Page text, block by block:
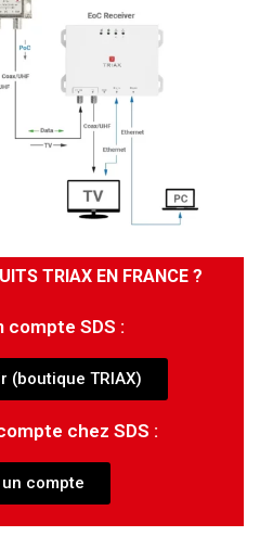
TRIAX EN FRANCE ?
compte SDS :
(boutique TRIAX)
chez SDS :
compte